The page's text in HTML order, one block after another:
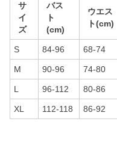
サ
イ
ズ
バス
ト
(cm)
ウエス
ト(cm)
S 84-96 68-74
M 90-96 74-80
L 96-112 80-86
XL 112-118 86-92